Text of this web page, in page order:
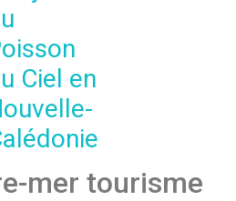
Ciel en
mer tourisme